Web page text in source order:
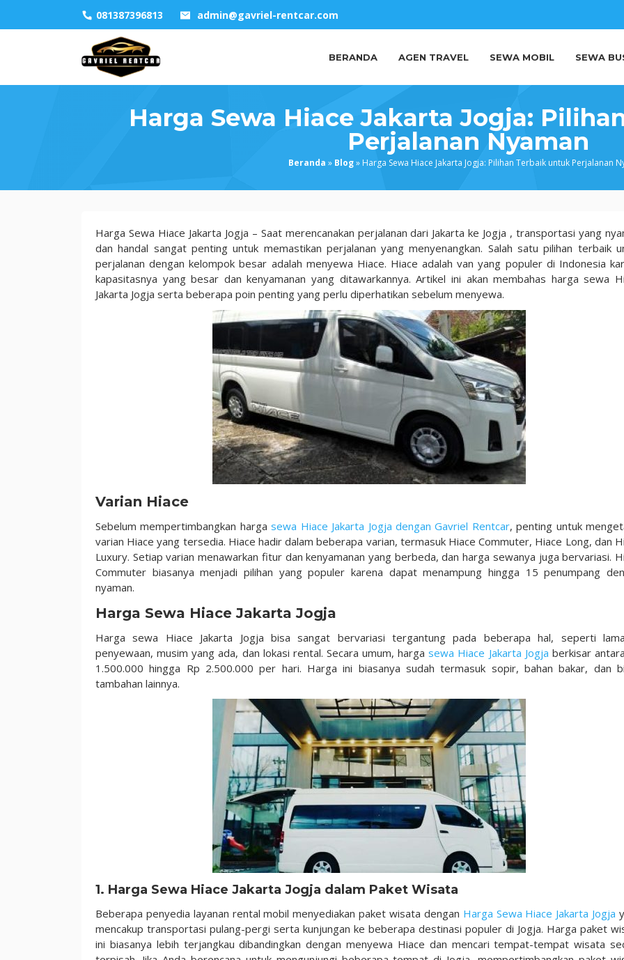
081387396813 admin@gavriel-rentcar.com
BERANDA AGEN TRAVEL SEWA MOBIL SEWA
Harga Sewa Hiace Jakarta Jogja:
Perjalanan Nyaman
Beranda » Blog» Harga Sewa Hiace Jakarta Jogja: Pilihan Terbaik untuk Perjalanan
Harga
Sewa
Hiace
Jakarta
Jogja:
Harga Sewa Hiace Jakarta Jogja – Saat merencanakan perjalanan dari Jakarta ke Jogja , transportasi yang
dan handal sangat penting untuk memastikan perjalanan yang menyenangkan. Salah satu pilihan terbaik
perjalanan dengan kelompok besar adalah menyewa Hiace. Hiace adalah van yang populer di Indonesia
kapasitasnya yang besar dan kenyamanan yang ditawarkannya. Artikel ini akan membahas harga sewa
Jakarta Jogja serta beberapa poin penting yang perlu diperhatikan sebelum menyewa.
Varian Hiace
Sebelum mempertimbangkan hargasewa Hiace Jakarta Jogja dengan Gavriel Rentcar, penting untuk
varian Hiace yang tersedia. Hiace hadir dalam beberapa varian, termasuk Hiace Commuter, Hiace Long, dan
Luxury. Setiap varian menawarkan fitur dan kenyamanan yang berbeda, dan harga sewanya juga bervariasi.
Commuter biasanya menjadi pilihan yang populer karena dapat menampung hingga 15 penumpang
nyaman.
Harga Sewa Hiace Jakarta Jogja
Harga sewa Hiace Jakarta Jogja bisa sangat bervariasi tergantung pada beberapa hal, seperti
penyewaan, musim yang ada, dan lokasi rental. Secara umum, hargasewa Hiace Jakarta Jogja berkisar
1.500.000 hingga Rp 2.500.000 per hari. Harga ini biasanya sudah termasuk sopir, bahan bakar, dan
tambahan lainnya.
1. Harga Sewa Hiace Jakarta Jogja dalam Paket Wisata
Beberapa penyedia layanan rental mobil menyediakan paket wisata dengan Harga Sewa Hiace Jakarta Jogja
mencakup transportasi pulang-pergi serta kunjungan ke beberapa destinasi populer di Jogja. Harga paket
ini biasanya lebih terjangkau dibandingkan dengan menyewa Hiace dan mencari tempat-tempat wisata